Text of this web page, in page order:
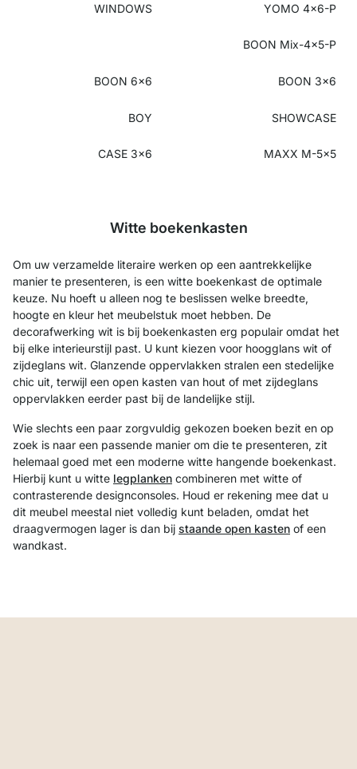
WINDOWS YOMO 4x6-P
BOON Mix-4x5-P
BOON 6x6 BOON 3x6
BOY SHOWCASE
CASE 3x6 MAXX M-5x5
Witte boekenkasten
Om uw verzamelde literaire werken op een aantrekkelijke
manier te presenteren, is een witte boekenkast de optimale
keuze. Nu hoeft u alleen nog te beslissen welke breedte,
hoogte en kleur het meubelstuk moet hebben. De
decorafwerking wit is bij boekenkasten erg populair omdat het
bij elke interieurstijl past. U kunt kiezen voor hoogglans wit of
zijdeglans wit. Glanzende oppervlakken stralen een stedelijke
chic uit, terwijl een open kasten van hout of met zijdeglans
oppervlakken eerder past bij de landelijke stijl.
Wie slechts een paar zorgvuldig gekozen boeken bezit en op
zoek is naar een passende manier om die te presenteren, zit
helemaal goed met een moderne witte hangende boekenkast.
Hierbij kunt u witte legplanken combineren met witte of
contrasterende designconsoles. Houd er rekening mee dat u
dit meubel meestal niet volledig kunt beladen, omdat het
draagvermogen lager is dan bij staande open kasten of een
wandkast.